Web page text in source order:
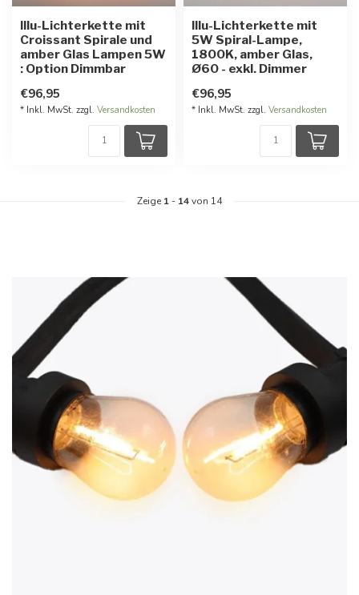
Illu-Lichterkette mit
Croissant Spirale und
amber Glas Lampen 5W
: Option Dimmbar
€96,95
* Inkl. MwSt. zzgl. Versandkosten
Illu-Lichterkette mit
5W Spiral-Lampe,
1800K, amber Glas,
Ø60 - exkl. Dimmer
€96,95
* Inkl. MwSt. zzgl. Versandkosten
Zeige 1 - 14von 14